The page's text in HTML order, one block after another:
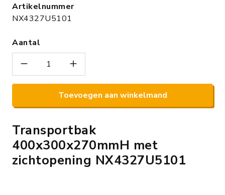
Artikelnummer
NX4327U5101
Aantal
Toevoegen aan winkelmand
Transportbak
400x300x270mmH met
zichtopening NX4327U5101